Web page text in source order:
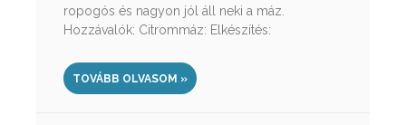
ropogós és nagyon jól áll neki a máz.
Hozzávalók: Citrommáz: Elkészítés:
TOVÁBB OLVASOM »